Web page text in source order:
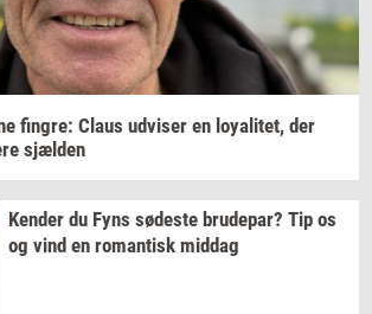
fin­gre: Claus ud­vi­ser en loy­a­li­tet, der
sjæl­den
Ken­der du Fyns sø­de­ste bru­de­par? Tip os
og vind en ro­man­tisk mid­dag